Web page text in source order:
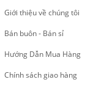
Giới thiệu về chúng tôi
Bán buôn - Bán sỉ
Hướng Dẫn Mua Hàng
Chính sách giao hàng